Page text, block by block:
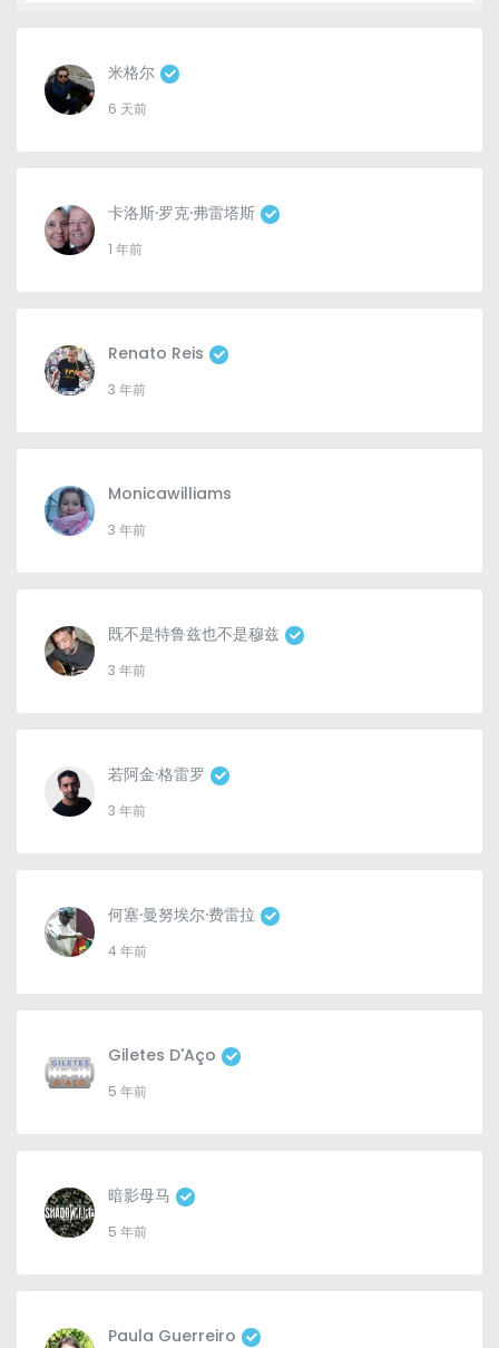
米格尔
6 天前
卡洛斯·罗克·弗雷塔斯
1 年前
Renato Reis
3 年前
Monicawilliams
3 年前
既不是特鲁兹也不是穆兹
3 年前
若阿金·格雷罗
3 年前
何塞·曼努埃尔·费雷拉
4 年前
Giletes D'Aço
5 年前
暗影母马
5 年前
Paula Guerreiro